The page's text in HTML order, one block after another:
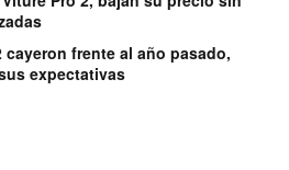
frente al año pasado,
expectativas